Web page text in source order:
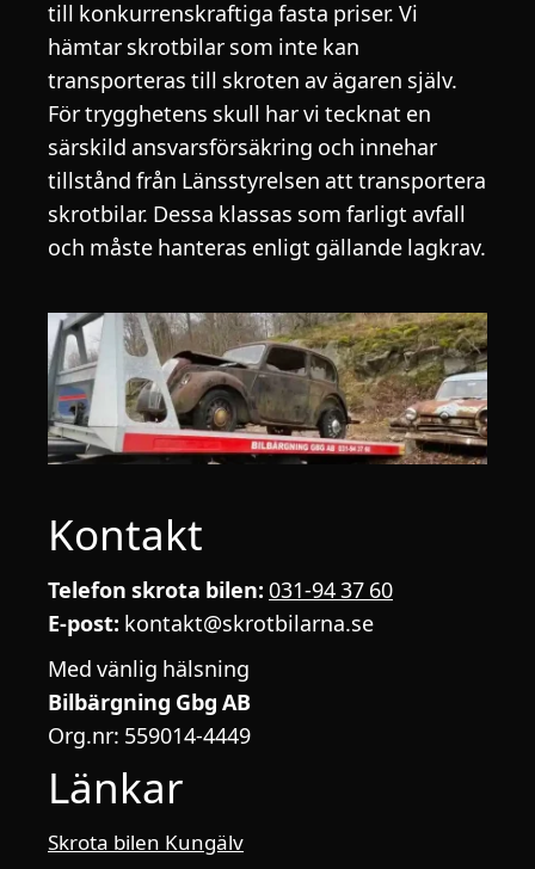
till konkurrenskraftiga fasta priser. Vi
hämtar skrotbilar som inte kan
transporteras till skroten av ägaren själv.
För trygghetens skull har vi tecknat en
särskild ansvarsförsäkring och innehar
tillstånd från Länsstyrelsen att transportera
skrotbilar. Dessa klassas som farligt avfall
och måste hanteras enligt gällande lagkrav.
Kontakt
Telefon skrota bilen: 031-94 37 60
E-post: kontakt@skrotbilarna.se
Med vänlig hälsning
Bilbärgning Gbg AB
Org.nr: 559014-4449
Länkar
Skrota bilen Kungälv